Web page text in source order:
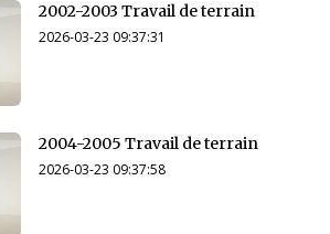
2002-2003 Travail de terrain
2026-03-23 09:37:31
2004-2005 Travail de terrain
2026-03-23 09:37:58